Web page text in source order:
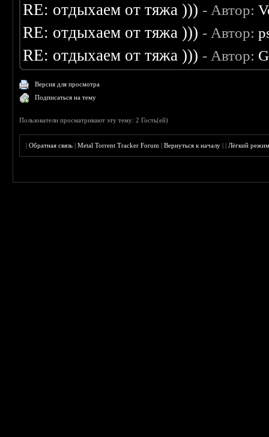
RE: отдыхаем от тяжа ))) - Автор:
RE: отдыхаем от тяжа ))) - Автор:
RE: отдыхаем от тяжа ))) - Автор:
Версия для просмотра
Подписаться на тему
Пользователи просматривают эту тему: 2 Гость(ей)
|Обратная связь |Metal Torrent Tracker Forum |Вернуться к началу ||Лёгкий